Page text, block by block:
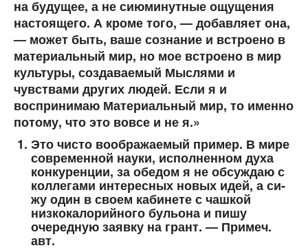
на будущее, а не сиюминутные ощущения
настоящего. А кроме того, — добав­ляет она,
— может быть, ваше сознание и встроено в
матери­альный мир, но мое встроено в мир
культуры, создаваемый Мыслями и
чувствами других людей. Если я и
воспринимаю Материальный мир, то именно
потому, что это вовсе и не я.»
Это чисто воображаемый пример. В мире
современной науки, исполненном духа
конкуренции, за обедом я не обсуждаю с
коллегами интересных новых идей, а си­
жу один в своем кабинете с чашкой
низкокалорийного бульона и пишу
очередную заявку на грант. — Примеч.
авт.